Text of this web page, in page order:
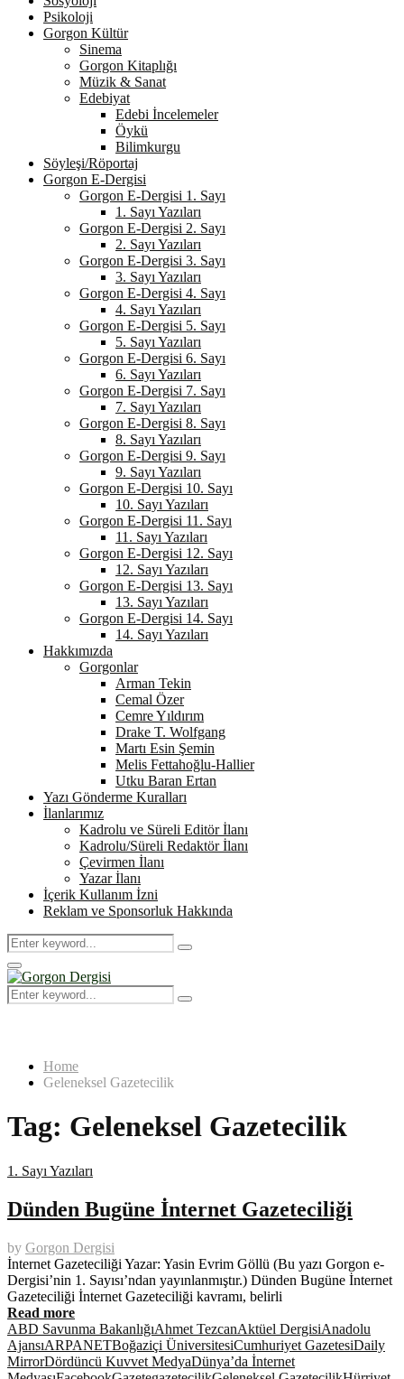
Psikoloji
Gorgon Kültür
Sinema
Gorgon Kitaplığı
Müzik & Sanat
Edebiyat
Edebi İncelemeler
Öykü
Bilimkurgu
Söyleşi/Röportaj
Gorgon E-Dergisi
Gorgon E-Dergisi 1. Sayı
1. Sayı Yazıları
Gorgon E-Dergisi 2. Sayı
2. Sayı Yazıları
Gorgon E-Dergisi 3. Sayı
3. Sayı Yazıları
Gorgon E-Dergisi 4. Sayı
4. Sayı Yazıları
Gorgon E-Dergisi 5. Sayı
5. Sayı Yazıları
Gorgon E-Dergisi 6. Sayı
6. Sayı Yazıları
Gorgon E-Dergisi 7. Sayı
7. Sayı Yazıları
Gorgon E-Dergisi 8. Sayı
8. Sayı Yazıları
Gorgon E-Dergisi 9. Sayı
9. Sayı Yazıları
Gorgon E-Dergisi 10. Sayı
10. Sayı Yazıları
Gorgon E-Dergisi 11. Sayı
11. Sayı Yazıları
Gorgon E-Dergisi 12. Sayı
12. Sayı Yazıları
Gorgon E-Dergisi 13. Sayı
13. Sayı Yazıları
Gorgon E-Dergisi 14. Sayı
14. Sayı Yazıları
Hakkımızda
Gorgonlar
Arman Tekin
Cemal Özer
Cemre Yıldırım
Drake T. Wolfgang
Martı Esin Şemin
Melis Fettahoğlu-Hallier
Utku Baran Ertan
Yazı Gönderme Kuralları
İlanlarımız
Kadrolu ve Süreli Editör İlanı
Kadrolu/Süreli Redaktör İlanı
Çevirmen İlanı
Yazar İlanı
İçerik Kullanım İzni
Reklam ve Sponsorluk Hakkında
Search
for:
Search
Primary
Menu
Search
for:
Search
Home
Geleneksel Gazetecilik
Tag: Geleneksel Gazetecilik
1. Sayı Yazıları
Dünden Bugüne İnternet Gazeteciliği
by Gorgon Dergisi
İnternet Gazeteciliği Yazar: Yasin Evrim Göllü (Bu yazı Gorgon e-
Dergisi’nin 1. Sayısı’ndan yayınlanmıştır.) Dünden Bugüne İnternet
Gazeteciliği İnternet Gazeteciliği kavramı, belirli
Read more
ABD Savunma BakanlığıAhmet TezcanAktüel DergisiAnadolu
AjansıARPANETBoğaziçi ÜniversitesiCumhuriyet GazetesiDaily
MirrorDördüncü Kuvvet MedyaDünya’da İnternet